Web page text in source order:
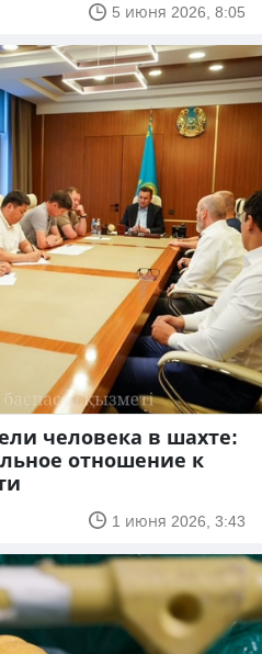
5 июня 2026, 8:05
человека в шахте:
отношение к
1 июня 2026, 3:43